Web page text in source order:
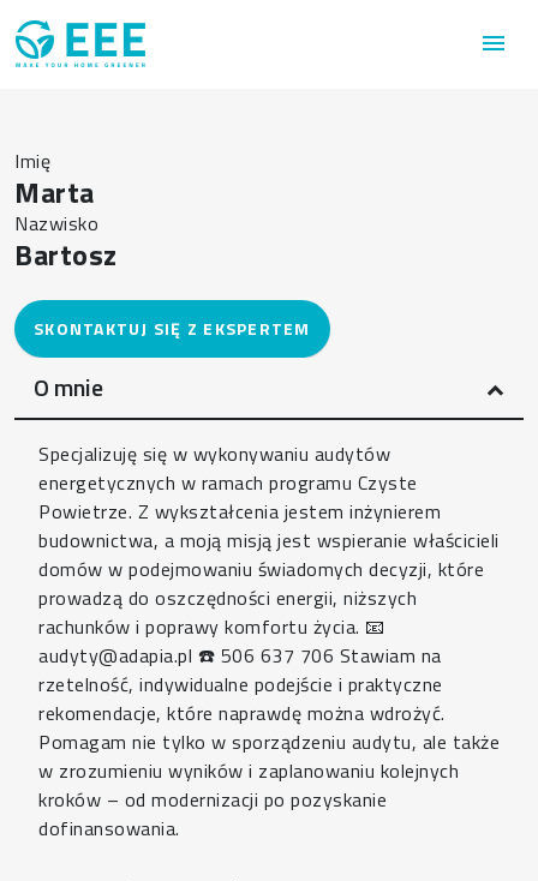
Przejdź do treści
menu
Imię
Marta
Nazwisko
Bartosz
O mnie
Specjalizuję się w wykonywaniu audytów
energetycznych w ramach programu Czyste
Powietrze. Z wykształcenia jestem inżynierem
budownictwa, a moją misją jest wspieranie właścicieli
domów w podejmowaniu świadomych decyzji, które
prowadzą do oszczędności energii, niższych
rachunków i poprawy komfortu życia. 📧
audyty@adapia.pl ☎️ 506 637 706 Stawiam na
rzetelność, indywidualne podejście i praktyczne
rekomendacje, które naprawdę można wdrożyć.
Pomagam nie tylko w sporządzeniu audytu, ale także
w zrozumieniu wyników i zaplanowaniu kolejnych
kroków – od modernizacji po pozyskanie
dofinansowania.